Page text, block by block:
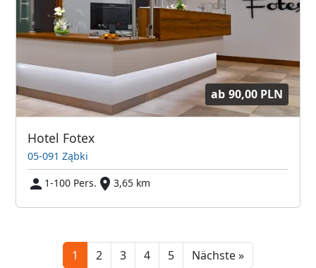
ab 90,00 PLN
Hotel Fotex
05-091 Ząbki
1-100 Pers.
3,65 km
1 2 3 4 5 Nächste »Next